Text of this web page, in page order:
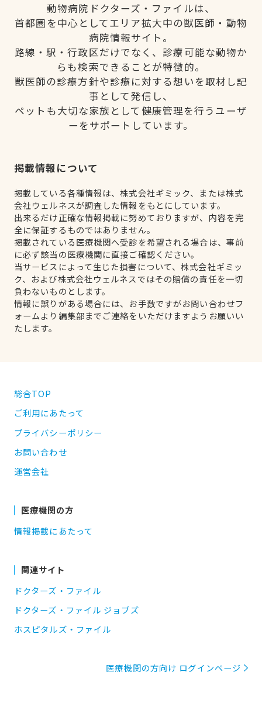
動物病院ドクターズ・ファイルは、
首都圏を中心としてエリア拡大中の獣医師・動物
病院情報サイト。
路線・駅・行政区だけでなく、診療可能な動物か
らも検索できることが特徴的。
獣医師の診療方針や診療に対する想いを取材し記
事として発信し、
ペットも大切な家族として健康管理を行うユーザ
ーをサポートしています。
掲載情報について
掲載している各種情報は、株式会社ギミック、または株式
会社ウェルネスが調査した情報をもとにしています。
出来るだけ正確な情報掲載に努めておりますが、内容を完
全に保証するものではありません。
掲載されている医療機関へ受診を希望される場合は、事前
に必ず該当の医療機関に直接ご確認ください。
当サービスによって生じた損害について、株式会社ギミッ
ク、および株式会社ウェルネスではその賠償の責任を一切
負わないものとします。
情報に誤りがある場合には、お手数ですがお問い合わせフ
ォームより編集部までご連絡をいただけますようお願いい
たします。
総合TOP
ご利用にあたって
プライバシーポリシー
お問い合わせ
運営会社
医療機関の方
情報掲載にあたって
関連サイト
ドクターズ・ファイル
ドクターズ・ファイル ジョブズ
ホスピタルズ・ファイル
医療機関の方向け ログインページ